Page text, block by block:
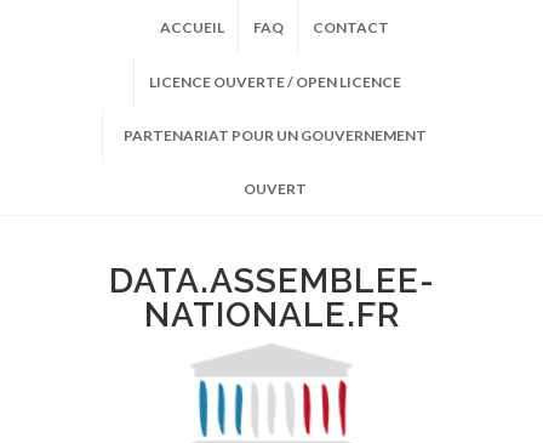
ACCUEIL FAQ CONTACT
LICENCE OUVERTE / OPEN LICENCE
PARTENARIAT POUR UN GOUVERNEMENT
OUVERT
DATA.ASSEMBLEE-
NATIONALE.FR